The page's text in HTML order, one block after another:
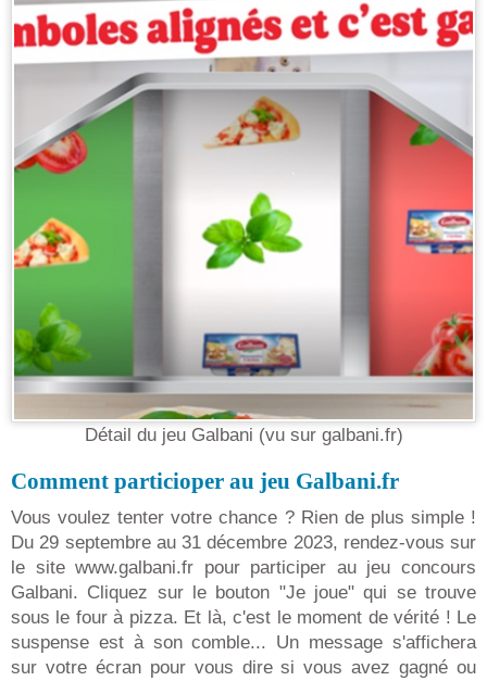
Détail du jeu Galbani (vu sur galbani.fr)
Comment particioper au jeu Galbani.fr
Vous voulez tenter votre chance ? Rien de plus simple !
Du 29 septembre au 31 décembre 2023, rendez-vous sur
le site www.galbani.fr pour participer au jeu concours
Galbani. Cliquez sur le bouton "Je joue" qui se trouve
sous le four à pizza. Et là, c'est le moment de vérité ! Le
suspense est à son comble... Un message s'affichera
sur votre écran pour vous dire si vous avez gagné ou